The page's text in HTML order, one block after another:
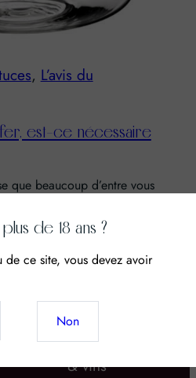
, L’avis du
est-ce nécessaire
que beaucoup d’entre vous
Accords mets
& vins
de 18 ans ?
ce site, vous devez avoir
Non